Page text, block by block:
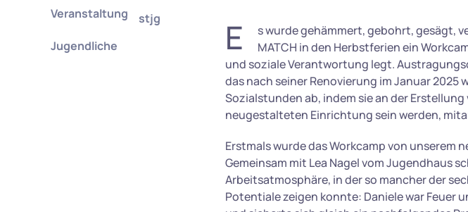
Veranstaltung
stjg
Jugendliche
E
s wurde gehämmert, gebohrt, gesägt,
MATCH in den Herbstferien ein
und soziale Verantwortung legt.
das nach seiner Renovierung im Januar
Sozialstunden ab, indem sie an der
neugestalteten Einrichtung sein werden,
Erstmals wurde das Workcamp von unserem
Gemeinsam mit Lea Nagel vom Jugendhaus
Arbeitsatmosphäre, in der so mancher der
Potentiale zeigen konnte: Daniele war Feuer